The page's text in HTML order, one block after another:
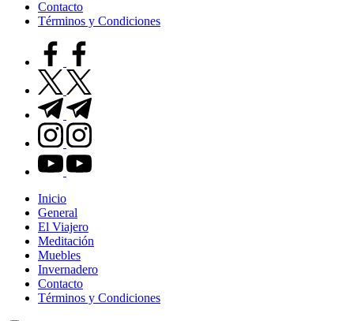
Contacto
Términos y Condiciones
facebook.com
twitter.com
t.me
instagram.com
youtube.com
Inicio
General
El Viajero
Meditación
Muebles
Invernadero
Contacto
Términos y Condiciones